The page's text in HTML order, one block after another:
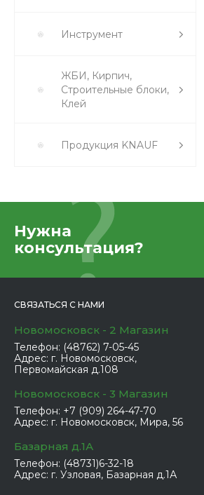
Инструмент
ЖБИ, Кирпич,
Строительные блоки,
Клей
Продукция KNAUF
Нужна
консультация?
СВЯЗАТЬСЯ С НАМИ
Новомосковск - 2 Магазин
Телефон: (48762) 7-05-45
Адрес: г. Новомосковск,
Первомайская д.108
Новомосковск - 3 Магазин
Телефон: +7 (909) 264-47-70
Адрес: г. Новомосковск, Мира, 56
Базарная д.1А
Телефон: (48731)6-32-18
Адрес: г. Узловая, Базарная д.1А